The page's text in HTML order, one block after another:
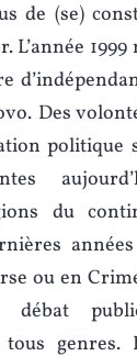
de (se)
L’année
Des
politique
du
ou en
public
genres.